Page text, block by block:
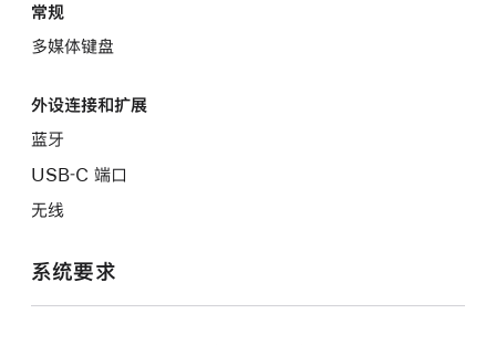
常规
多媒体键盘
外设连接和扩展
蓝牙
USB‑C 端口
无线
系统要求